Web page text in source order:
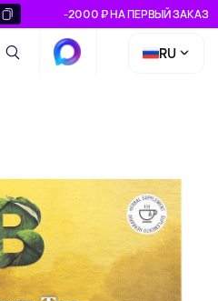
-2000 ₽ НА ПЕРВЫЙ ЗАКАЗ
RU